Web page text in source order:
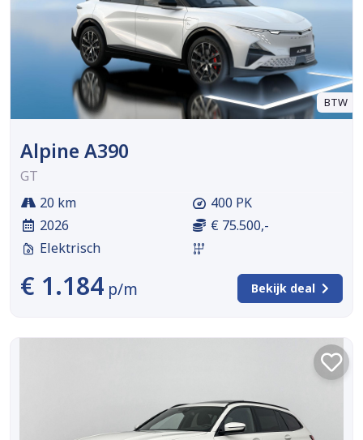
BTW
Alpine A390
GT
20 km
2026
Elektrisch
400 PK
€ 75.500,-
€ 1.184 p/m Bekijk deal